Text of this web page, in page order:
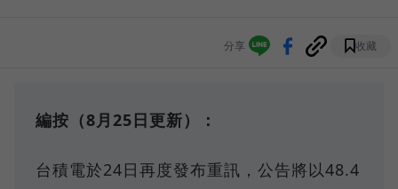
分享 收藏
編按（8月25日更新）：
台積電於24日再度發布重訊，公告將以48.4